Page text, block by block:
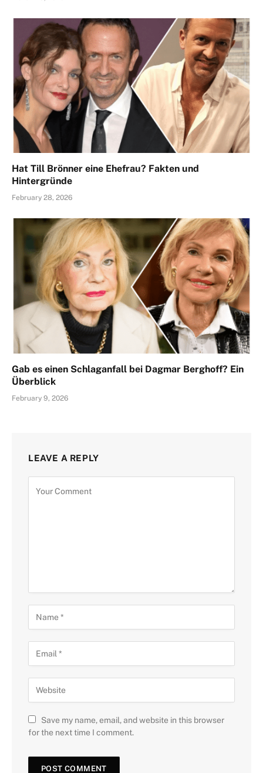
Hat Till Brönner eine Ehefrau? Fakten und
Hintergründe
February 28, 2026
Gab es einen Schlaganfall bei Dagmar Berghoff? Ein
Überblick
February 9, 2026
LEAVE A REPLY
Save my name, email, and website in this browser
for the next time I comment.